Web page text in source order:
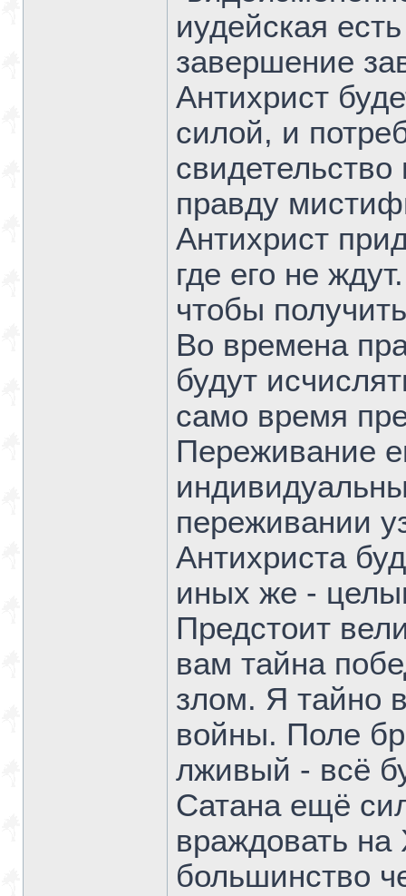
иудейская
завершение
Антихрист
силой, и
правду
Антихрист
где его не
чтобы
Во времена
будут
само время
Переживание
переживании
Антихриста
иных же -
Предстоит
вам тайна
злом. Я тайно
войны. Поле
лживый - всё
Сатана ещё
враждовать на
большинство